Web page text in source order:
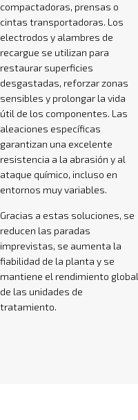
compactadoras, prensas o
cintas transportadoras. Los
electrodos y alambres de
recargue se utilizan para
restaurar superficies
desgastadas, reforzar zonas
sensibles y prolongar la vida
útil de los componentes. Las
aleaciones específicas
garantizan una excelente
resistencia a la abrasión y al
ataque químico, incluso en
entornos muy variables.
Gracias a estas soluciones, se
reducen las paradas
imprevistas, se aumenta la
fiabilidad de la planta y se
mantiene el rendimiento global
de las unidades de
tratamiento.